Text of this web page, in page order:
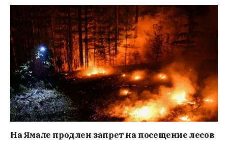
На Ямале продлен запрет на посещение лесов